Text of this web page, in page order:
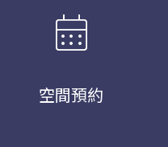
calendar_month
空間預約